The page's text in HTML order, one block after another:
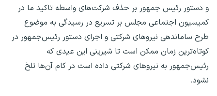
و دستور رئیس جمهور بر حذف شرکت‌های واسطه تاکید ما در
کمیسیون اجتماعی مجلس بر تسریع در رسیدگی به موضوع
طرح ساماندهی نیروهای شرکتی و اجرای دستور رئیس‌جمهور در
کوتاه‌ترین زمان ممکن است تا شیرینی این عیدی که
رئیس‌جمهور به نیروهای شرکتی داده است در کام آن‌ها تلخ
نشود.